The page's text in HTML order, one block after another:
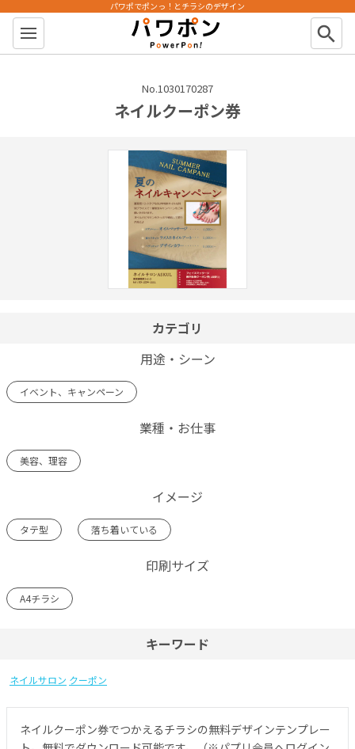
パワポン
パワポでポンっ！とチラシのデザイン
search
No.1030170287
ネイルクーポン券
カテゴリ
用途・シーン
イベント、キャンペーン
業種・お仕事
美容、理容
イメージ
タテ型 落ち着いている
印刷サイズ
A4チラシ
キーワード
ネイルサロン クーポン
ネイルクーポン券でつかえるチラシの無料デザインテンプレー